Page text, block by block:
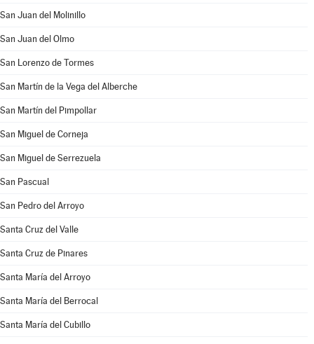
San Juan del Molinillo
San Juan del Olmo
San Lorenzo de Tormes
San Martín de la Vega del Alberche
San Martín del Pimpollar
San Miguel de Corneja
San Miguel de Serrezuela
San Pascual
San Pedro del Arroyo
Santa Cruz del Valle
Santa Cruz de Pinares
Santa María del Arroyo
Santa María del Berrocal
Santa María del Cubillo